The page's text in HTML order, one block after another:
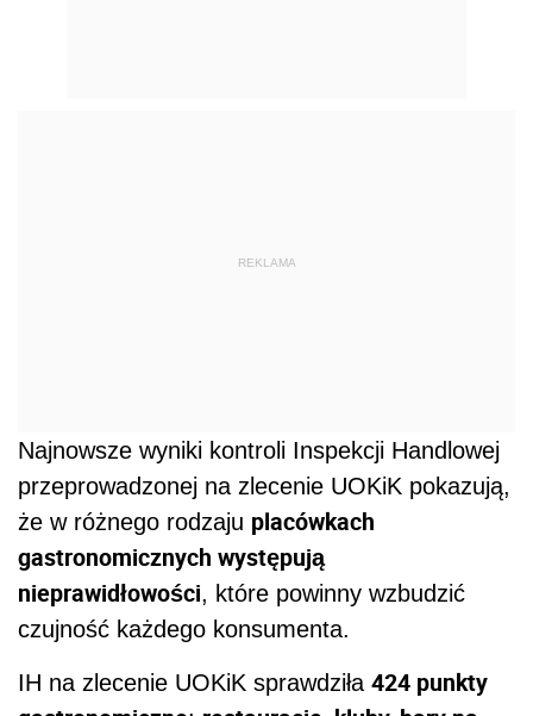
REKLAMA
Najnowsze wyniki kontroli Inspekcji Handlowej
przeprowadzonej na zlecenie UOKiK pokazują,
że w różnego rodzaju placówkach
gastronomicznych występują
nieprawidłowości, które powinny wzbudzić
czujność każdego konsumenta.
IH na zlecenie UOKiK sprawdziła 424 punkty